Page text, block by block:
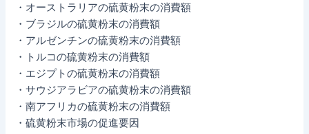
・オーストラリアの硫黄粉末の消費額
・ブラジルの硫黄粉末の消費額
・アルゼンチンの硫黄粉末の消費額
・トルコの硫黄粉末の消費額
・エジプトの硫黄粉末の消費額
・サウジアラビアの硫黄粉末の消費額
・南アフリカの硫黄粉末の消費額
・硫黄粉末市場の促進要因